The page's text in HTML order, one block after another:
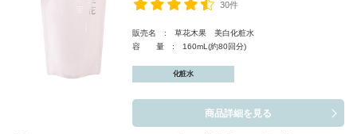
30件
販売名 : 草花木果 美白化粧水
容 量 : 160mL(約80回分)
化粧水
商品詳細を見る